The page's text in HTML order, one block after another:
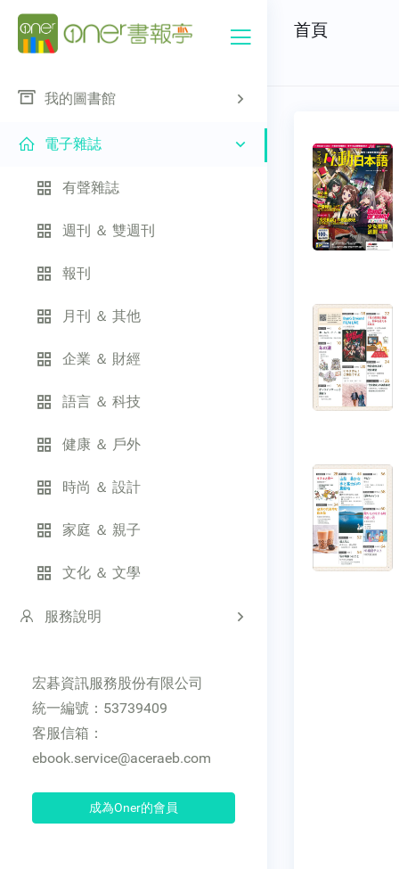
我的圖書館
電子雜誌
有聲雜誌
週刊 ＆ 雙週刊
報刊
月刊 ＆ 其他
企業 ＆ 財經
語言 ＆ 科技
健康 ＆ 戶外
時尚 ＆ 設計
家庭 ＆ 親子
文化 ＆ 文學
服務說明
宏碁資訊服務股份有限公司
統一編號：53739409
客服信箱：
ebook.service@aceraeb.com
成為Oner的會員
首頁